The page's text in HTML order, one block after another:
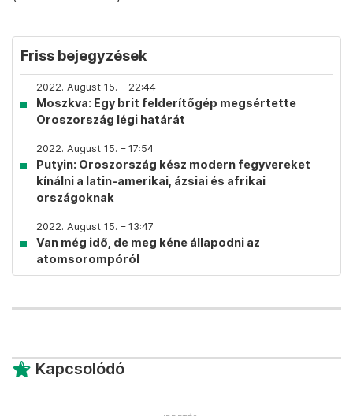
Friss bejegyzések
2022. August 15. – 22:44
Moszkva: Egy brit felderítőgép megsértette
Oroszország légi határát
2022. August 15. – 17:54
Putyin: Oroszország kész modern fegyvereket
kínálni a latin-amerikai, ázsiai és afrikai
országoknak
2022. August 15. – 13:47
Van még idő, de meg kéne állapodni az
atomsorompóról
Kapcsolódó